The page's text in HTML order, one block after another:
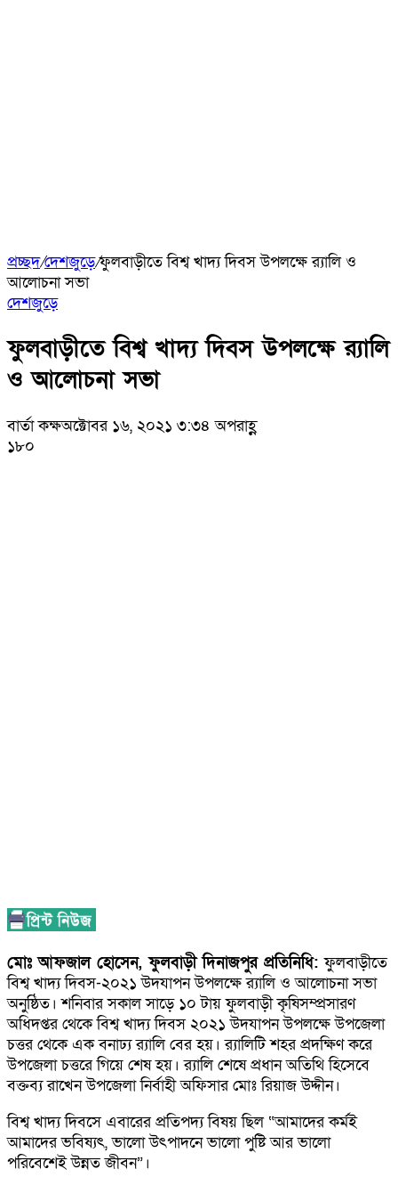
প্রচ্ছদ/দেশজুড়ে/ফুলবাড়ীতে বিশ্ব খাদ্য দিবস উপলক্ষে র‌্যালি ও
আলোচনা সভা
দেশজুড়ে
ফুলবাড়ীতে বিশ্ব খাদ্য দিবস উপলক্ষে র‌্যালি
ও আলোচনা সভা
বার্তা কক্ষঅক্টোবর ১৬, ২০২১ ৩:৩৪ অপরাহ্ণ
১৮০
মোঃ আফজাল হোসেন, ফুলবাড়ী দিনাজপুর প্রতিনিধি:ফুলবাড়ীতে
বিশ্ব খাদ্য দিবস-২০২১ উদযাপন উপলক্ষে র‌্যালি ও আলোচনা সভা
অনুষ্ঠিত। শনিবার সকাল সাড়ে ১০ টায় ফুলবাড়ী কৃষিসম্প্রসারণ
অধিদপ্তর থেকে বিশ্ব খাদ্য দিবস ২০২১ উদযাপন উপলক্ষে উপজেলা
চত্তর থেকে এক বনাঢ্য র‌্যালি বের হয়। র‌্যালিটি শহর প্রদক্ষিণ করে
উপজেলা চত্তরে গিয়ে শেষ হয়। র‌্যালি শেষে প্রধান অতিথি হিসেবে
বক্তব্য রাখেন উপজেলা নির্বাহী অফিসার মোঃ রিয়াজ উদ্দীন।
বিশ্ব খাদ্য দিবসে এবারের প্রতিপদ্য বিষয় ছিল “আমাদের কর্মই
আমাদের ভবিষ্যৎ, ভালো উৎপাদনে ভালো পুষ্টি আর ভালো
পরিবেশেই উন্নত জীবন”।